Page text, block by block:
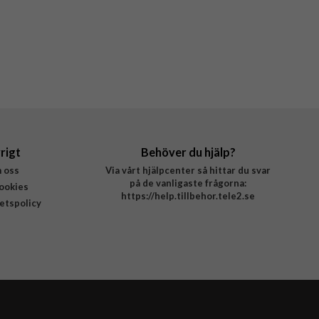
oss
Behöver du hjälp?
Via vårt hjälpcenter så hittar du svar
på de vanligaste frågorna:
https://help.tillbehor.tele2.se